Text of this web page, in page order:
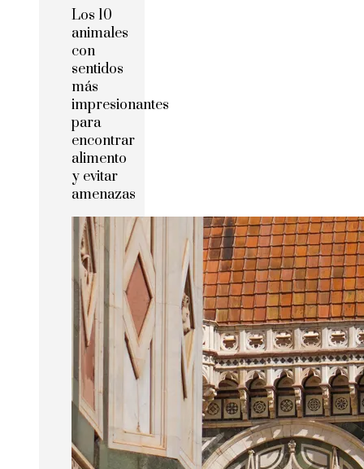
Los 10
animales
con
sentidos
más
impresionantes
para
encontrar
alimento
y evitar
amenazas